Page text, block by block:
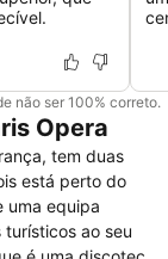
não ser 100% correto.
Opera
tem duas
está perto do
uma equipa
ao seu